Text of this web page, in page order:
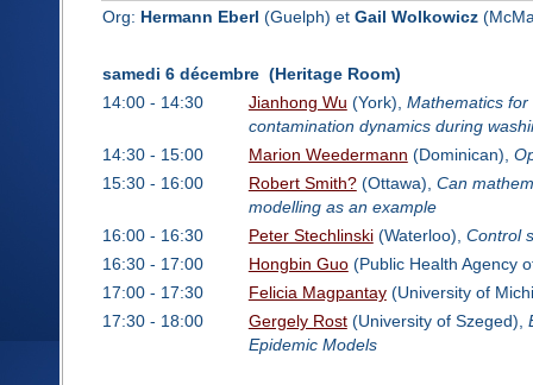
Org: Hermann Eberl (Guelph) et Gail Wolkowicz
samedi 6 décembre (Heritage Room)
14:00 - 14:30
Jianhong Wu (York), Mathematics
contamination dynamics during
14:30 - 15:00
Marion Weedermann (Dominican),
15:30 - 16:00
Robert Smith?(Ottawa), Can
modelling as an example
16:00 - 16:30
Peter Stechlinski(Waterloo), Control
16:30 - 17:00
Hongbin Guo(Public Health Agency
17:00 - 17:30
Felicia Magpantay(University of
17:30 - 18:00
Gergely Rost(University of Szeged),
Epidemic Models